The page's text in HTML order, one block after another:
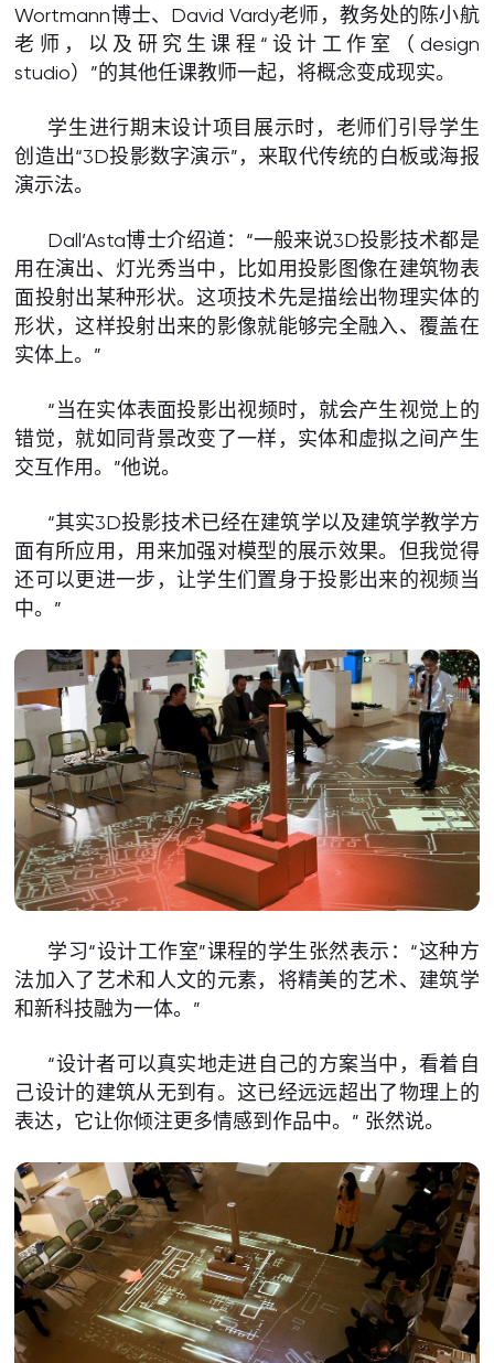
Wortmann博士、David Vardy老师，教务处的陈小航
老师，以及研究生课程“设计工作室（design
studio）”的其他任课教师一起，将概念变成现实。
学生进行期末设计项目展示时，老师们引导学生
创造出“3D投影数字演示”，来取代传统的白板或海报
演示法。
Dall’Asta博士介绍道：“一般来说3D投影技术都是
用在演出、灯光秀当中，比如用投影图像在建筑物表
面投射出某种形状。这项技术先是描绘出物理实体的
形状，这样投射出来的影像就能够完全融入、覆盖在
实体上。”
“当在实体表面投影出视频时，就会产生视觉上的
错觉，就如同背景改变了一样，实体和虚拟之间产生
交互作用。”他说。
“其实3D投影技术已经在建筑学以及建筑学教学方
面有所应用，用来加强对模型的展示效果。但我觉得
还可以更进一步，让学生们置身于投影出来的视频当
中。”
学习“设计工作室”课程的学生张然表示：“这种方
法加入了艺术和人文的元素，将精美的艺术、建筑学
和新科技融为一体。”
“设计者可以真实地走进自己的方案当中，看着自
己设计的建筑从无到有。这已经远远超出了物理上的
表达，它让你倾注更多情感到作品中。” 张然说。